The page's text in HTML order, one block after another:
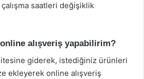
saatleri değişiklik
alışveriş yapabilirim?
giderek, istediğiniz ürünleri
ekleyerek online alışveriş